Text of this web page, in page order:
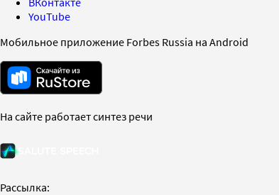
YouTube
Мобильное приложение Forbes Russia на Android
На сайте работает синтез речи
Рассылка: